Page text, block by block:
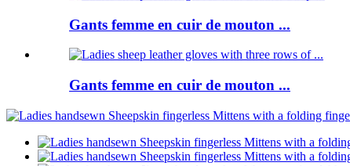
Gants femme en cuir de mouton ...
Gants femme en cuir de mouton ...